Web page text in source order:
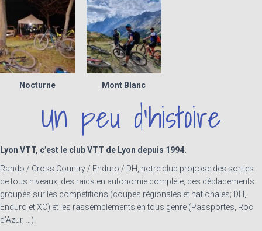
Nocturne Mont Blanc
Un peu d'histoire
Lyon VTT, c’est le club VTT de Lyon depuis 1994.
Rando / Cross Country / Enduro / DH, notre club propose des sorties
de tous niveaux, des raids en autonomie complète, des déplacements
groupés sur les compétitions (coupes régionales et nationales; DH,
Enduro et XC) et les rassemblements en tous genre (Passportes, Roc
d’Azur, …).